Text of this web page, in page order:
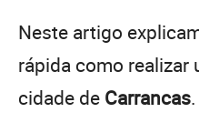
Neste artigo
rápida como realizar
cidade de Carrancas.